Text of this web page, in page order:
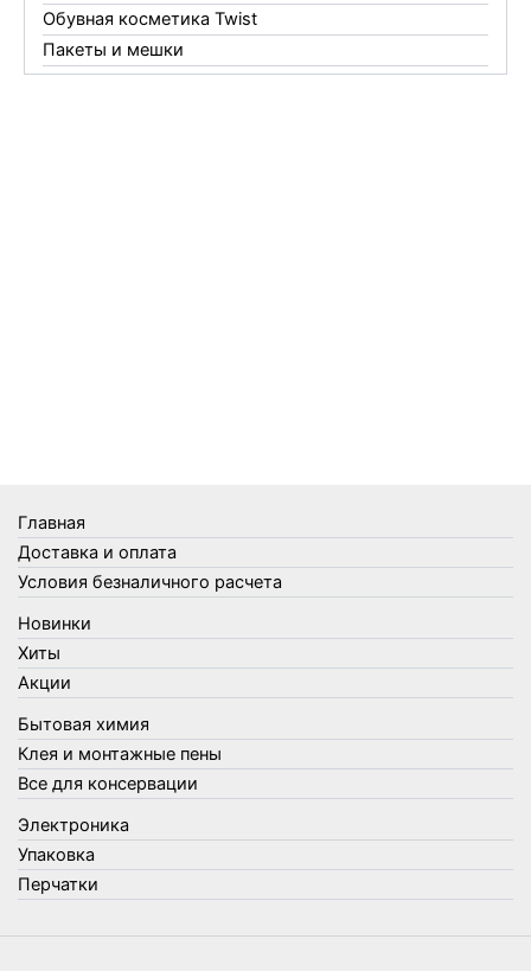
Обувная косметика Twist
Пакеты и мешки
Перчатки
Товары для кухни
Товары для сада и огорода
Товары для туризма и отдыха
Упаковка
Утеплители и прочее
Фонари, лампы и удлинители
Хозяйственные товары
Швабры, стекломои, черенки и насадки
Шнуры, веревки и шпагаты
Электроника
Элементы питания
Главная
Доставка и оплата
Условия безналичного расчета
Новинки
Хиты
Акции
Бытовая химия
Клея и монтажные пены
Все для консервации
Электроника
Упаковка
Перчатки